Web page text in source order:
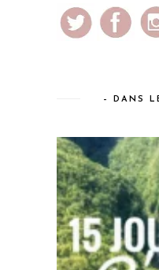
– DANS